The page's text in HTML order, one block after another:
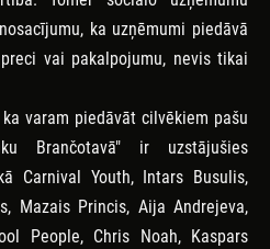
ka uzņēmumi piedāvā
vai pakalpojumu, nevis tikai
varam piedāvāt cilvēkiem pašu
Brančotavā" ir uzstājušies
Carnival Youth, Intars Busulis,
Mazais Princis, Aija Andrejeva,
People, Chris Noah, Kaspars